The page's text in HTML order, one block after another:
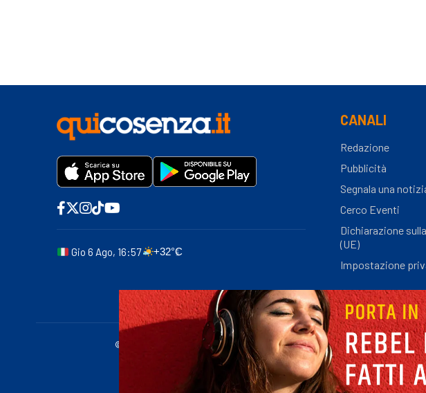
Gio 6 Ago, 16:57 +32°C
CANALI
Redazione
Pubblicità
Segnala una
Cerco Eventi
Dichiarazione
(UE)
Impostazione
© 2011-2025 quicosenza.it - Tribunale di Cosenza Registro Stampa n.9/